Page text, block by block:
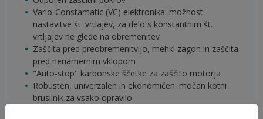
Vario-Constamatic (VC) elektronika: možnost
nastavitve št. vrtlajev, za delo s konstantnim št.
vrtljajev ne glede na obremenitev
Zaščita pred preobremenitvijo, mehki zagon in zaščita
pred nenamernim vklopom
"Auto-stop" karbonske ščetke za zaščito motorja
Robusten, univerzalen in ekonomičen: močan kotni
brusilnik za vsako opravilo